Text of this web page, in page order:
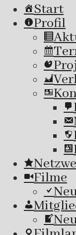
Start
Profil
Filme